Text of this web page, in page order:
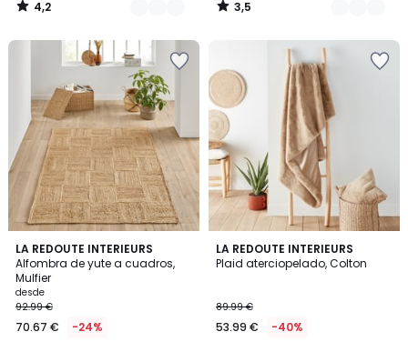
4,2
/
3,5
/
LA REDOUTE INTERIEURS
Alfombra de yute a cuadros,
Mulfier
desde
92.99 €
70.67 € -24%
3,9
/ 5
LA REDOUTE INTERIEURS
Plaid aterciopelado, Colton
89.99 €
53.99 € -40%
4,8
/ 5
3
Colores